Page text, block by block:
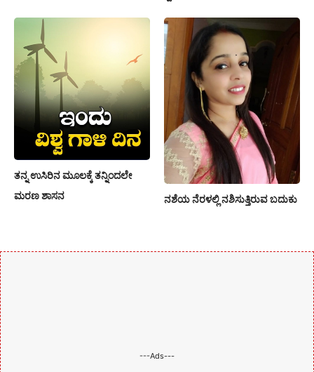
ತನ್ನ ಉಸಿರಿನ ಮೂಲಕ್ಕೆ ತನ್ನಿಂದಲೇ
ಮರಣ ಶಾಸನ
ನಶೆಯ ನೆರಳಲ್ಲಿ ನಶಿಸುತ್ತಿರುವ ಬದುಕು
---Ads---